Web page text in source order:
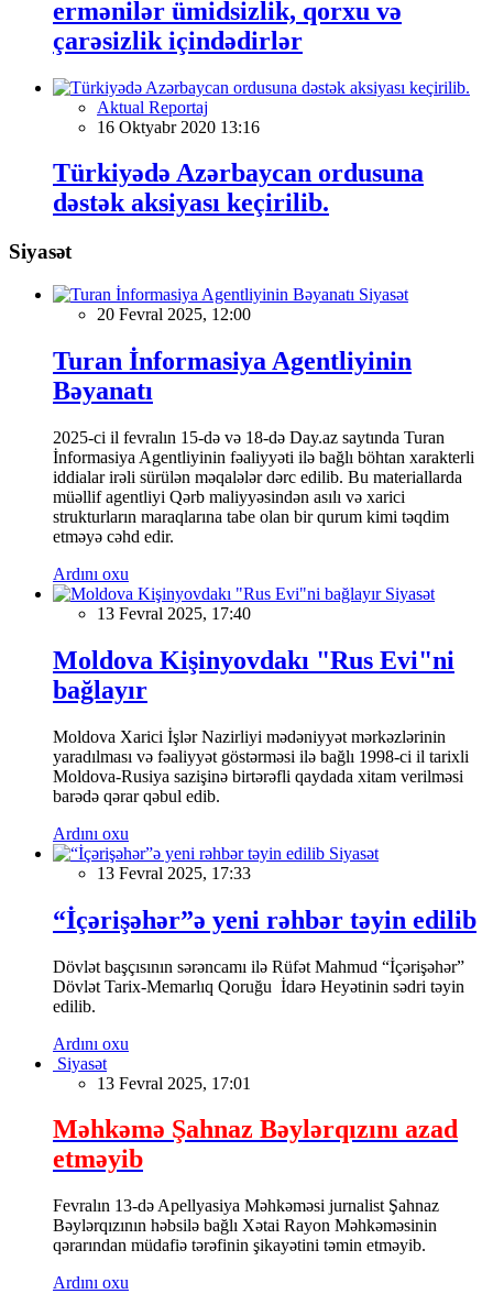
ermənilər ümidsizlik, qorxu və
çarəsizlik içindədirlər
Aktual Reportaj
16 Oktyabr 2020 13:16
Türkiyədə Azərbaycan ordusuna
dəstək aksiyası keçirilib.
Siyasət
Siyasət
20 Fevral 2025, 12:00
Turan İnformasiya Agentliyinin
Bəyanatı
2025-ci il fevralın 15-də və 18-də Day.az saytında Turan
İnformasiya Agentliyinin fəaliyyəti ilə bağlı böhtan xarakterli
iddialar irəli sürülən məqalələr dərc edilib. Bu materiallarda
müəllif agentliyi Qərb maliyyəsindən asılı və xarici
strukturların maraqlarına tabe olan bir qurum kimi təqdim
etməyə cəhd edir.
Ardını oxu
Siyasət
13 Fevral 2025, 17:40
Moldova Kişinyovdakı "Rus Evi"ni
bağlayır
Moldova Xarici İşlər Nazirliyi mədəniyyət mərkəzlərinin
yaradılması və fəaliyyət göstərməsi ilə bağlı 1998-ci il tarixli
Moldova-Rusiya sazişinə birtərəfli qaydada xitam verilməsi
barədə qərar qəbul edib.
Ardını oxu
Siyasət
13 Fevral 2025, 17:33
“İçərişəhər”ə yeni rəhbər təyin edilib
Dövlət başçısının sərəncamı ilə Rüfət Mahmud “İçərişəhər”
Dövlət Tarix-Memarlıq Qoruğu İdarə Heyətinin sədri təyin
edilib.
Ardını oxu
Siyasət
13 Fevral 2025, 17:01
Məhkəmə Şahnaz Bəylərqızını azad
etməyib
Fevralın 13-də Apellyasiya Məhkəməsi jurnalist Şahnaz
Bəylərqızının həbsilə bağlı Xətai Rayon Məhkəməsinin
qərarından müdafiə tərəfinin şikayətini təmin etməyib.
Ardını oxu